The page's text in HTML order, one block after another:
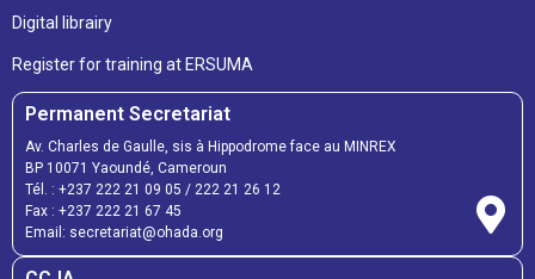
Digital librairy
Register for training at ERSUMA
Permanent Secretariat
Av. Charles de Gaulle, sis à Hippodrome face au MINREX
BP 10071 Yaoundé, Cameroun
Tél. : +237 222 21 09 05 / 222 21 26 12
Fax : +237 222 21 67 45
Email: secretariat@ohada.org